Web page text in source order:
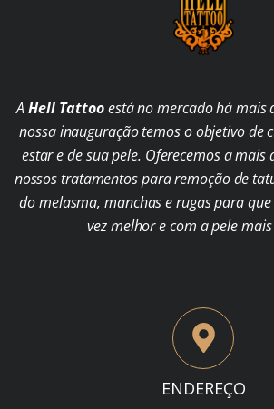
AHell Tattooestá no mercado há mais
nossa inauguração temos o objetivo de
estar e de sua pele. Oferecemos a mais
nossos tratamentos para remoção de
do melasma, manchas e rugas para
vez melhor e com a pele
ENDEREÇO